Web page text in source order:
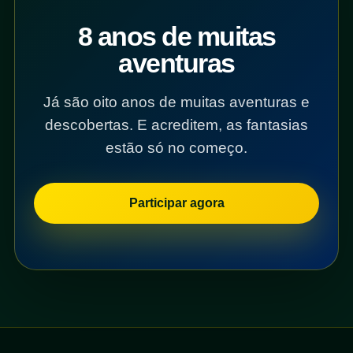
8 anos de muitas
aventuras
Já são oito anos de muitas aventuras e
descobertas. E acreditem, as fantasias
estão só no começo.
Participar agora